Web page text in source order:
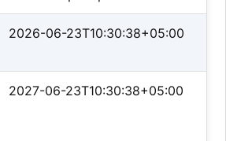
2026-06-23T10:30:38+05:00
2027-06-23T10:30:38+05:00